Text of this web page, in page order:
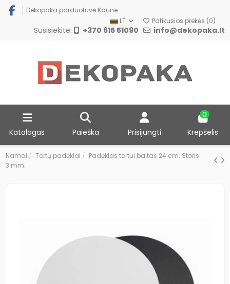
Dekopaka parduotuvė Kaune
LT
Patikusios prekės (0)
Susisiekite: +370 615 51090 info@dekopaka.lt
Katalogas Paieška Prisijungti
0
Krepšelis
Namai Tortų padėklai
Padėklas tortui baltas 24 cm. Storis
3 mm.